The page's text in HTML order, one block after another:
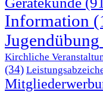
Information
Jugendübung
Kirchliche
(34)